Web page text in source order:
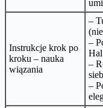
Instrukcje krok po
kroku – nauka
wiązania
–
–
–
–